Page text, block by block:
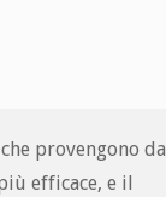
provengono dal
efficace, e il